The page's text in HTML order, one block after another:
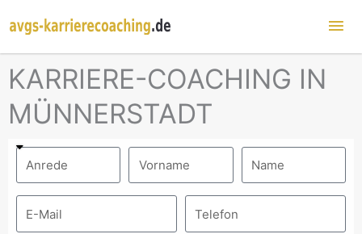
KARRIERE-COACHING IN
MÜNNERSTADT